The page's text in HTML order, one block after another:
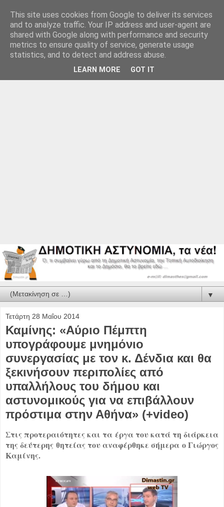
▼
Τετάρτη 28 Μαΐου 2014
Καμίνης: «Αύριο Πέμπτη
υπογράφουμε μνημόνιο
συνεργασίας με τον κ. Δένδια και θα
ξεκινήσουν περιπολίες από
υπαλλήλους του δήμου και
αστυνομικούς για να επιβάλλουν
πρόστιμα στην Αθήνα» (+video)
Στις προτεραιότητες και τα έργα του κατά τη διάρκεια
της δεύτερης θητείας του αναφέρθηκε σήμερα ο Γιώργος
Καμίνης.
This site uses cookies from Google to deliver its services
and to analyze traffic. Your IP address and user-agent are
shared with Google along with performance and security
metrics to ensure quality of service, generate usage
statistics, and to detect and address abuse.
LEARN MORE GOT IT